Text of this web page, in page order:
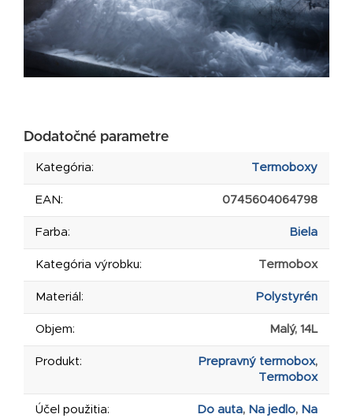
Dodatočné parametre
Kategória: Termoboxy
EAN : 0745604064798
Farba: Biela
Kategória výrobku: Termobox
Materiál : Polystyrén
Objem: Malý, 14L
Produkt: Prepravný termobox,
Termobox
Účel použitia: Do auta, Na jedlo, Na